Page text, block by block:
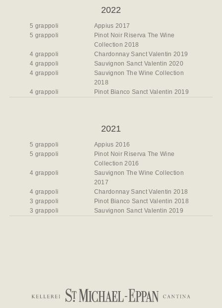
2022
5 grappoli
Appius 2017
5 grappoli
Pinot Noir Riserva The Wine
Collection 2018
4 grappoli
Chardonnay Sanct Valentin 2019
4 grappoli
Sauvignon Sanct Valentin 2020
4 grappoli
Sauvignon The Wine Collection
2018
4 grappoli
Pinot Bianco Sanct Valentin 2019
2021
5 grappoli
Appius 2016
5 grappoli
Pinot Noir Riserva The Wine
Collection 2016
4 grappoli
Sauvignon The Wine Collection
2017
4 grappoli
Chardonnay Sanct Valentin 2018
3 grappoli
Pinot Bianco Sanct Valentin 2018
3 grappoli
Sauvignon Sanct Valentin 2019